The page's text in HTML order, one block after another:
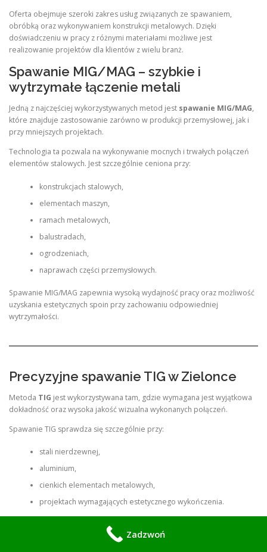
Oferta obejmuje szeroki zakres usług związanych ze spawaniem,
obróbką oraz wykonywaniem konstrukcji metalowych. Dzięki
doświadczeniu w pracy z różnymi materiałami możliwe jest
realizowanie projektów dla klientów z wielu branż.
Spawanie MIG/MAG – szybkie i
wytrzymałe łączenie metali
Jedną z najczęściej wykorzystywanych metod jest spawanie MIG/MAG,
które znajduje zastosowanie zarówno w produkcji przemysłowej, jak i
przy mniejszych projektach.
Technologia ta pozwala na wykonywanie mocnych i trwałych połączeń
elementów stalowych. Jest szczególnie ceniona przy:
konstrukcjach stalowych,
elementach maszyn,
ramach metalowych,
balustradach,
ogrodzeniach,
naprawach części przemysłowych.
Spawanie MIG/MAG zapewnia wysoką wydajność pracy oraz możliwość
uzyskania estetycznych spoin przy zachowaniu odpowiedniej
wytrzymałości.
Precyzyjne spawanie TIG w Zielonce
Metoda TIG jest wykorzystywana tam, gdzie wymagana jest wyjątkowa
dokładność oraz wysoka jakość wizualna wykonanych połączeń.
Spawanie TIG sprawdza się szczególnie przy:
stali nierdzewnej,
aluminium,
cienkich elementach metalowych,
projektach wymagających estetycznego wykończenia.
Technologia ta pozwala uzyskać czyste i precyzyjne spoiny, dlatego
często stosowana jest przy elementach dekoracyjnych, konstrukcjach
Zadzwoń